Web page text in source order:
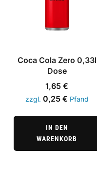
Coca Cola Zero 0,33l
Dose
1,65€
zzgl. 0,25 € Pfand
IN DEN
WARENKORB